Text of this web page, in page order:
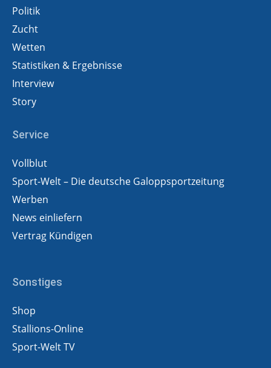
Politik
Zucht
Wetten
Statistiken & Ergebnisse
Interview
Story
Service
Vollblut
Sport-Welt – Die deutsche Galoppsportzeitung
Werben
News einliefern
Vertrag Kündigen
Sonstiges
Shop
Stallions-Online
Sport-Welt TV